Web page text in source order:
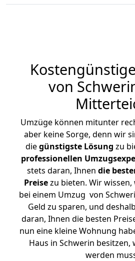
von
Umzüge können mitunter
aber keine Sorge, denn wir
diegünstigste Lösung zu
professionellen
stets daran, Ihnen die
Preisezu bieten. Wir
bei einem Umzug von
Geld zu sparen, und
daran, Ihnen die besten
nun eine kleine Wohnung
Haus in Schwerin besitzen,
werden